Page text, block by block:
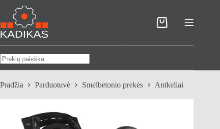
content
Pirkinių
results
Pradžia Parduotuvė Smėlbetonio prekės Antkeliai